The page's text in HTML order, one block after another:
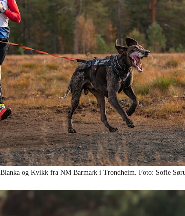
Blanka og Kvikk fra NM Barmark i Trondheim. Foto: Sofie